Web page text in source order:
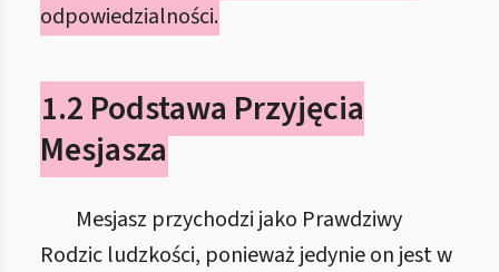
odpowiedzialności.
1.2 Podstawa Przyjęcia
Mesjasza
Mesjasz przychodzi jako Prawdziwy
Rodzic ludzkości, ponieważ jedynie on jest w